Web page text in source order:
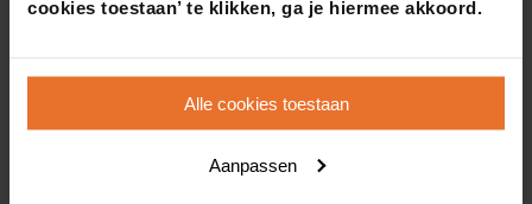
cookies toestaan’ te klikken, ga je hiermee akkoord.
Alle cookies toestaan
Aanpassen